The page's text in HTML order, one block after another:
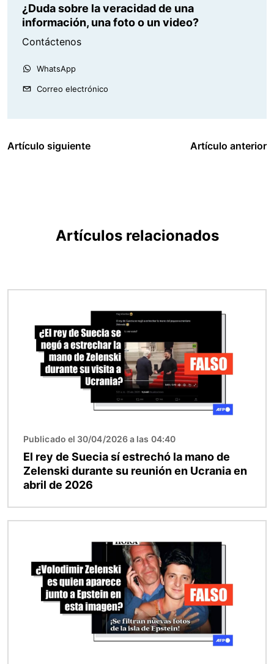
¿Duda sobre la veracidad de una
información, una foto o un video?
Contáctenos
WhatsApp
Correo electrónico
Artículo siguiente Artículo anterior
Artículos relacionados
Publicado el 30/04/2026 a las 04:40
El rey de Suecia sí estrechó la mano de
Zelenski durante su reunión en Ucrania en
abril de 2026